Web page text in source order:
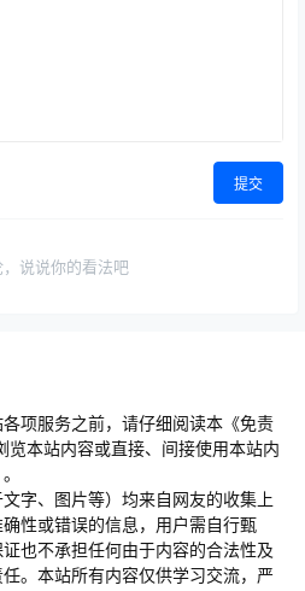
提交
说说你的看法吧
项服务之前，请仔细阅读本《免责
览本站内容或直接、间接使用本站内
字、图片等）均来自网友的收集上
性或错误的信息，用户需自行甄
也不承担任何由于内容的合法性及
。本站所有内容仅供学习交流，严